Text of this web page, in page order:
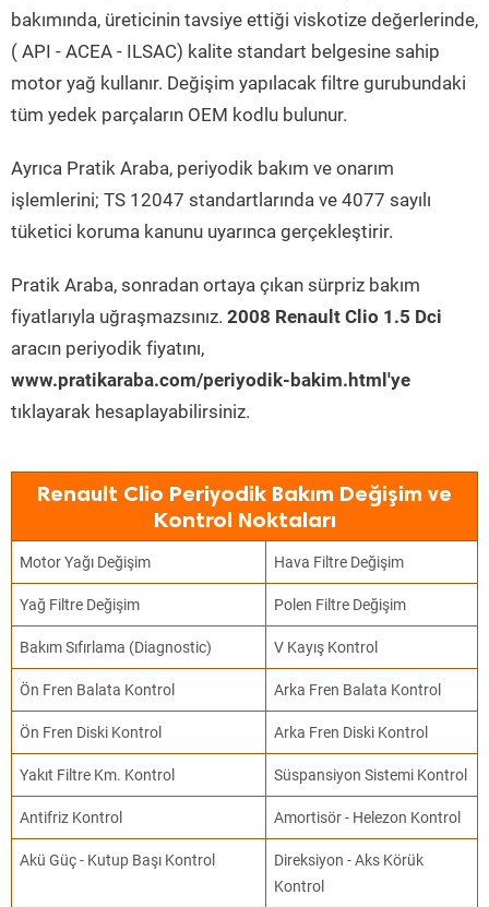
bakımında, üreticinin tavsiye ettiği viskotize değerlerinde,
( API - ACEA - ILSAC) kalite standart belgesine sahip
motor yağ kullanır. Değişim yapılacak filtre gurubundaki
tüm yedek parçaların OEM kodlu bulunur.
Ayrıca Pratik Araba, periyodik bakım ve onarım
işlemlerini; TS 12047 standartlarında ve 4077 sayılı
tüketici koruma kanunu uyarınca gerçekleştirir.
Pratik Araba, sonradan ortaya çıkan sürpriz bakım
fiyatlarıyla uğraşmazsınız. 2008 Renault Clio 1.5 Dci
aracın periyodik fiyatını,
www.pratikaraba.com/periyodik-bakim.html'ye
tıklayarak hesaplayabilirsiniz.
Renault Clio Periyodik Bakım Değişim ve
Kontrol Noktaları
Motor Yağı Değişim Hava Filtre Değişim
Yağ Filtre Değişim Polen Filtre Değişim
Bakım Sıfırlama (Diagnostic) V Kayış Kontrol
Ön Fren Balata Kontrol Arka Fren Balata Kontrol
Ön Fren Diski Kontrol Arka Fren Diski Kontrol
Yakıt Filtre Km. Kontrol Süspansiyon Sistemi Kontrol
Antifriz Kontrol Amortisör - Helezon Kontrol
Akü Güç - Kutup Başı Kontrol
Direksiyon - Aks Körük
Kontrol